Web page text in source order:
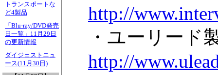
トランスポートな
ど4製品
「Blu-ray/DVD発売
日一覧」11月29日
の更新情報
ダイジェストニュ
ース(11月30日)
http://
・ユーリード
http://